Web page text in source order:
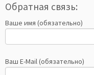
Обратная связь:
Ваше имя (обязательно)
Ваш E-Mail (обязательно)